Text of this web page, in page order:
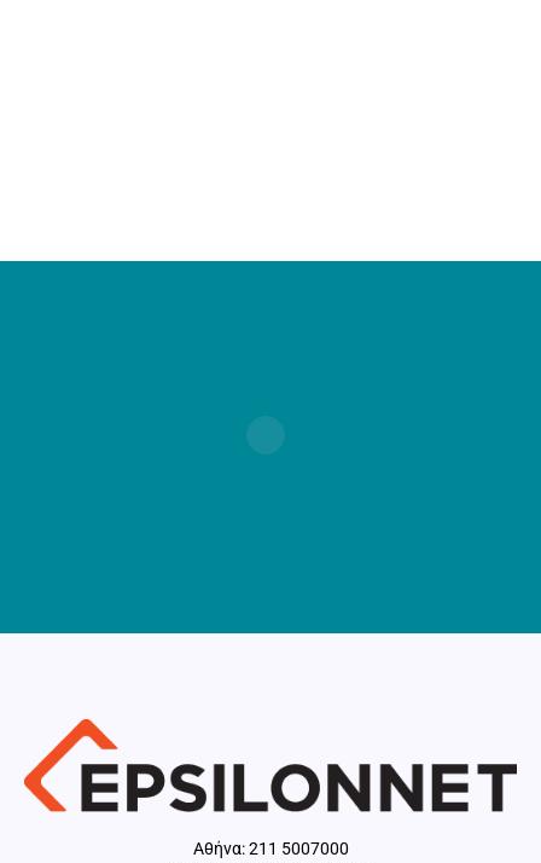
Aθήνα: 211 5007000